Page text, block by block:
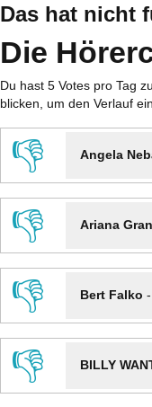
Das hat nicht
Die
Du hast 5 Votes pro Tag
blicken, um den Verlauf
👎 Angela
👎
Ariana
👎
Bert Falko -
👎
BILLY